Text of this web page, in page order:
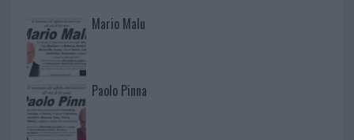
Mario Malu
Paolo Pinna